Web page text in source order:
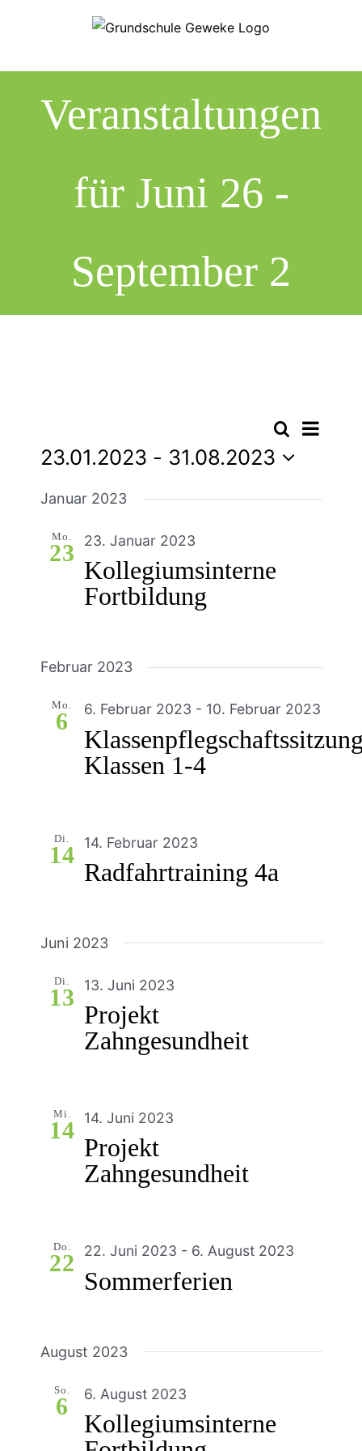
Veranstaltungen
für Juni 26 -
September 2
Suche
und
Suche
Liste
23.01.2023 - 31.08.2023
wählen.
Januar 2023
Mo.
23 23. Januar 2023
Kollegiumsinterne
Fortbildung
Februar 2023
Mo.
6 6. Februar 2023 - 10. Februar 2023
Klassen 1-4
Di.
14 14. Februar 2023
Radfahrtraining 4a
Juni 2023
Di.
13 13. Juni 2023
Projekt
Zahngesundheit
Mi.
14 14. Juni 2023
Projekt
Zahngesundheit
Do.
22 22. Juni 2023 - 6. August 2023
Sommerferien
August 2023
So.
6 6. August 2023
Kollegiumsinterne